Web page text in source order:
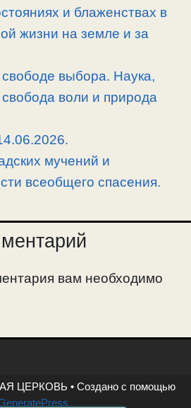
и блаженствах в
жизни на земле и за
выбора. Наука,
воли и природа
мучений и
всеобщего спасения.
вам необходимо
ЦЕРКОВЬ • Создано с помощью